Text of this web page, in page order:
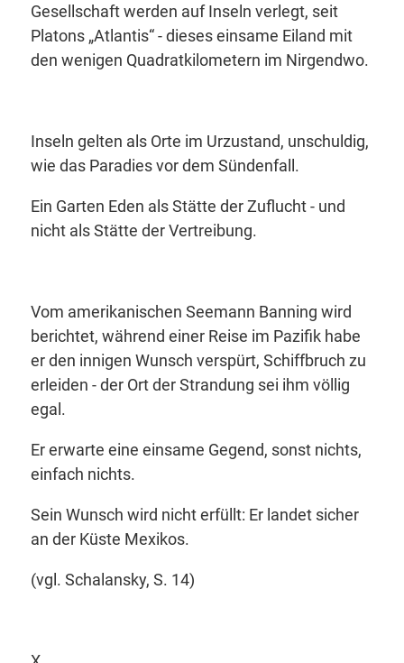
Gesellschaft werden auf Inseln verlegt, seit
Platons „Atlantis“ - dieses einsame Eiland mit
den wenigen Quadratkilometern im Nirgendwo.
Inseln gelten als Orte im Urzustand, unschuldig,
wie das Paradies vor dem Sündenfall.
Ein Garten Eden als Stätte der Zuflucht - und
nicht als Stätte der Vertreibung.
Vom amerikanischen Seemann Banning wird
berichtet, während einer Reise im Pazifik habe
er den innigen Wunsch verspürt, Schiffbruch zu
erleiden - der Ort der Strandung sei ihm völlig
egal.
Er erwarte eine einsame Gegend, sonst nichts,
einfach nichts.
Sein Wunsch wird nicht erfüllt: Er landet sicher
an der Küste Mexikos.
(vgl. Schalansky, S. 14)